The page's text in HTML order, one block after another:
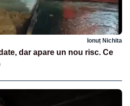
Ionuț Nichita
dar apare un nou risc. Ce